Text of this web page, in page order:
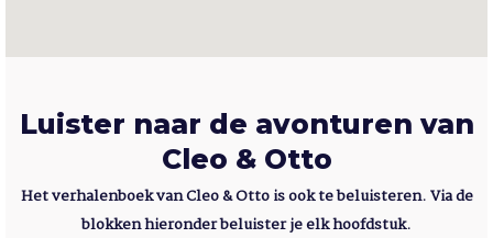
Luister naar de avonturen van
Cleo & Otto
Het verhalenboek van Cleo & Otto is ook te beluisteren. Via de
blokken hieronder beluister je elk hoofdstuk.